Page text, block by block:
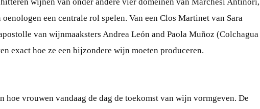
een centrale rol spelen. Van een Clos Martinet van Sara
van wijnmaaksters Andrea León and Paola Muñoz (Colchagua
exact hoe ze een bijzondere wijn moeten produceren.
hoe vrouwen vandaag de dag de toekomst van wijn vormgeven. De